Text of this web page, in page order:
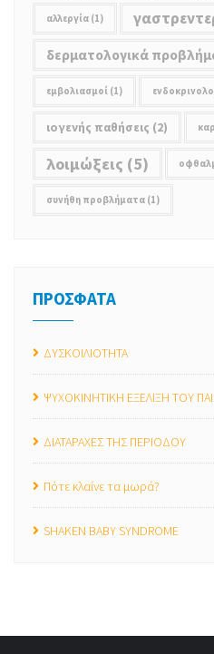
αλλεργία (1)
δερματολογικά
εμβολιασμοί (1)
ιογενής παθήσεις (2)
λοιμώξεις (5)
συνήθη προβλήματα (1)
ΠΡΟΣΦΑΤΑ
ΔΥΣΚΟΙΛΙΟΤΗΤΑ
ΨΥΧΟΚΙΝΗΤΙΚΗ ΕΞΕΛΙΞΗ ΤΟΥ
ΔΙΑΤΑΡΑΧΕΣ ΤΗΣ ΠΕΡΙΟΔΟΥ
Πότε κλαίνε τα μωρά?
SHAKEN BABY SYNDROME